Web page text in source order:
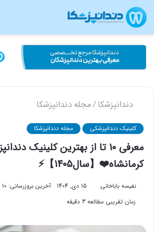
دندانپزشکا /مجله دندانپزشکا
کلینیک دندانپزشکی مجله دندانپزشکا
معرفی 10 تا از بهترین کلینیک
کرمانشاه❤️【سال1405】⚡
نفیسه باباخانی 15 دی, 1404 آخرین بروزرسانی: 10 خرداد, 1405
زمان تقریبی مطالعه 3 دقیقه